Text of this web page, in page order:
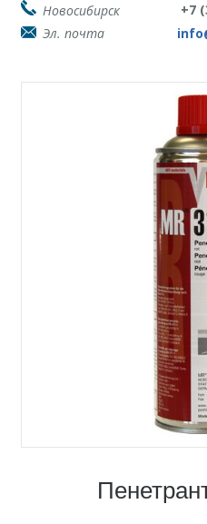
Новосибирск
+7
Эл. почта